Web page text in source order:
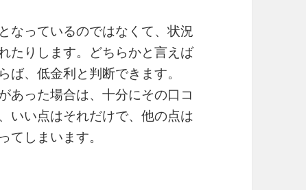
なっているのではなくて、状況
たりします。どちらかと言えば
、低金利と判断できます。
あった場合は、十分にその口コ
いい点はそれだけで、他の点は
しまいます。